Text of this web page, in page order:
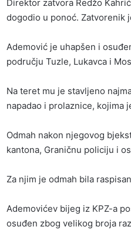
Direktor zatvora Redžo
dogodio u ponoć. Zatvorenik
Ademović je uhapšen i
području Tuzle, Lukavca i
Na teret mu je stavljeno
napadao i prolaznice, kojima
Odmah nakon njegovog
kantona, Graničnu policiju i
Za njim je odmah bila
Ademovićev bijeg iz KPZ-a
osuđen zbog velikog broja